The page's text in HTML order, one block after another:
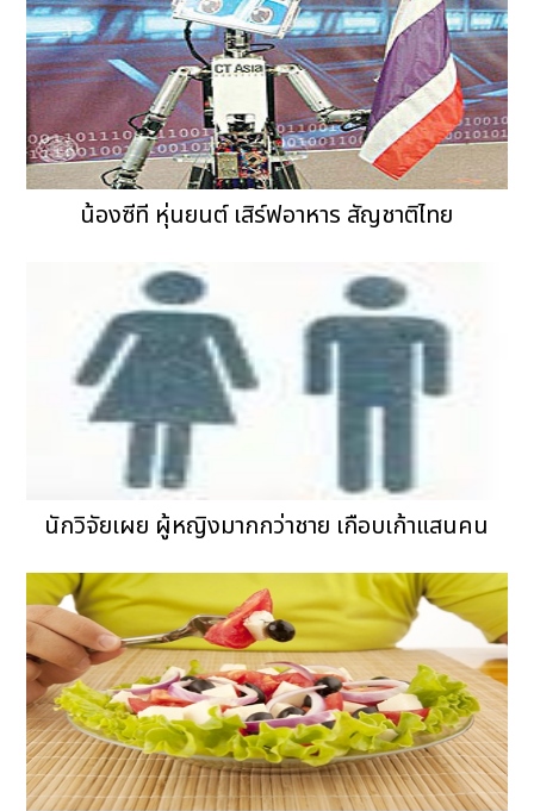
น้องซีที หุ่นยนต์ เสิร์ฟอาหาร สัญชาติไทย
นักวิจัยเผย ผู้หญิงมากกว่าชาย เกือบเก้าแสนคน